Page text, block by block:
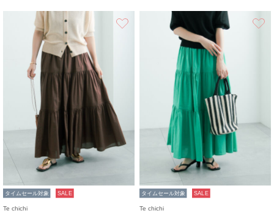
お気に入り
タイムセール対象 SALE
Te chichi
タイムセール対象 SALE
Te chichi